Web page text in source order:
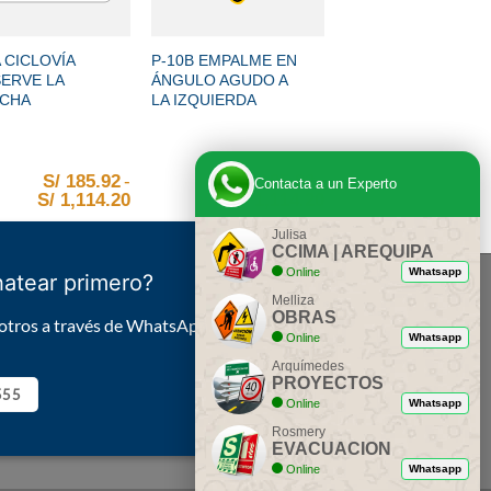
hasta S/ 1,114.20
precios: desde S/ 185.92 hasta S/ 1,114.20
CICLOVÍA
LA
S/185.92-
S/1,114.20Rango de precios: desde S/ 185.92 hasta
P-10B EMPALME EN
ÁNGULO AGUDO A
LA IZQUIERDA
S/185.92 -
S/1,114.20
primero?
a través de WhatsApp.
Contacta a un Experto
Julisa
CCIMA | AREQUIPA
Online Whatsapp
Melliza
OBRAS
Online Whatsapp
Arquímedes
PROYECTOS
Online Whatsapp
Rosmery
EVACUACION
Online Whatsapp